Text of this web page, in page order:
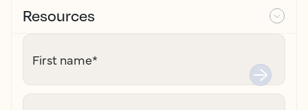
Resources
First name*